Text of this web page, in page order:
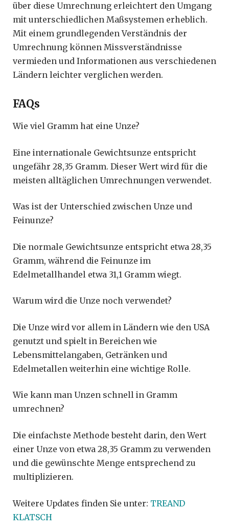
über diese Umrechnung erleichtert den Umgang
mit unterschiedlichen Maßsystemen erheblich.
Mit einem grundlegenden Verständnis der
Umrechnung können Missverständnisse
vermieden und Informationen aus verschiedenen
Ländern leichter verglichen werden.
FAQs
Wie viel Gramm hat eine Unze?
Eine internationale Gewichtsunze entspricht
ungefähr 28,35 Gramm. Dieser Wert wird für die
meisten alltäglichen Umrechnungen verwendet.
Was ist der Unterschied zwischen Unze und
Feinunze?
Die normale Gewichtsunze entspricht etwa 28,35
Gramm, während die Feinunze im
Edelmetallhandel etwa 31,1 Gramm wiegt.
Warum wird die Unze noch verwendet?
Die Unze wird vor allem in Ländern wie den USA
genutzt und spielt in Bereichen wie
Lebensmittelangaben, Getränken und
Edelmetallen weiterhin eine wichtige Rolle.
Wie kann man Unzen schnell in Gramm
umrechnen?
Die einfachste Methode besteht darin, den Wert
einer Unze von etwa 28,35 Gramm zu verwenden
und die gewünschte Menge entsprechend zu
multiplizieren.
Weitere Updates finden Sie unter: TREAND
KLATSCH